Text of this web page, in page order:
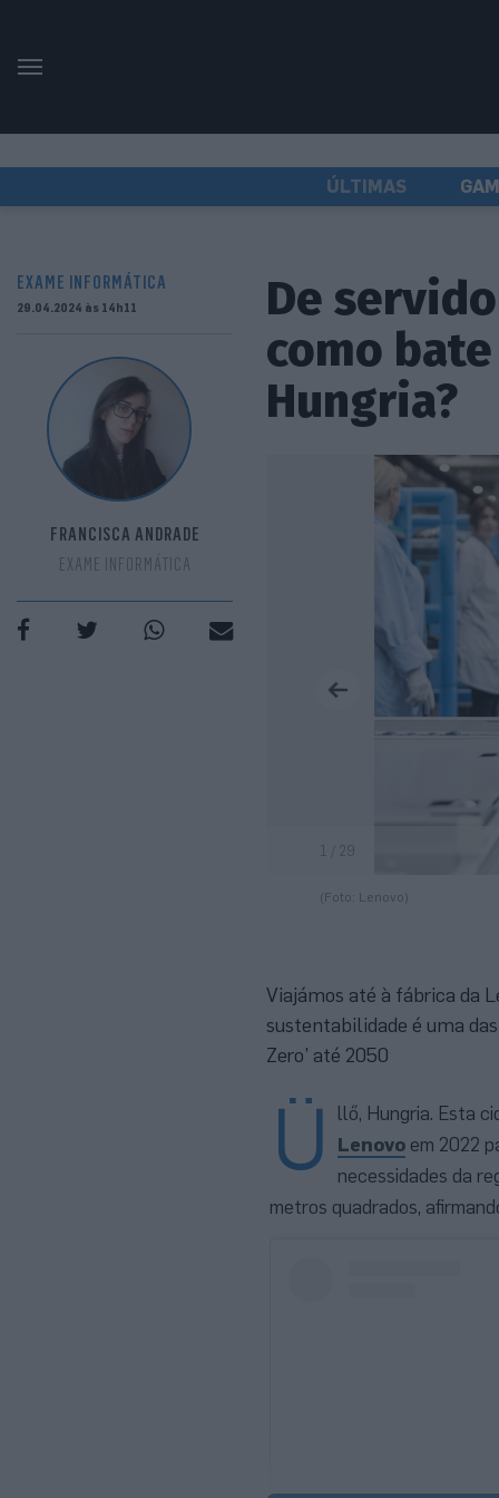
ÚLTIMAS
EXAME INFORMÁTICA
29.04.2024 às 14h11
FRANCISCA ANDRADE
EXAME INFORMÁTICA
De
como bate
Hungria?
1 / 29
(Foto: Lenovo)
Viajámos até à fábrica da
sustentabilidade é uma
Zero’ até 2050
Ü
llő, Hungria. Esta
Lenovo em 2022
necessidades da
metros quadrados,